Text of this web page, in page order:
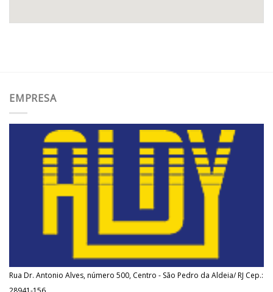
EMPRESA
Rua Dr. Antonio Alves, número 500, Centro - São Pedro da Aldeia/ RJ Cep.: